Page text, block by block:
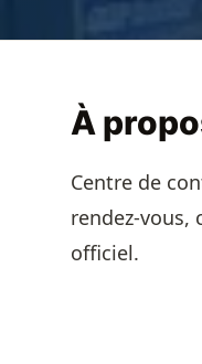
À
Centre de
rendez-
officiel.